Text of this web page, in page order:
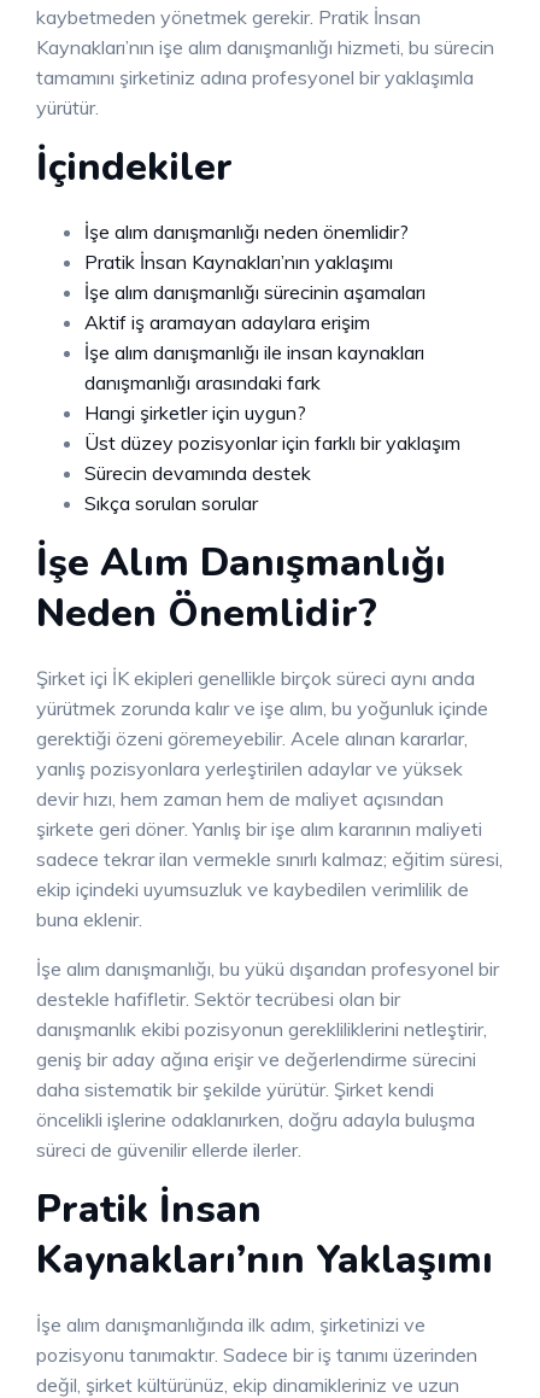
kaybetmeden yönetmek gerekir. Pratik İnsan
Kaynakları’nın işe alım danışmanlığı hizmeti, bu sürecin
tamamını şirketiniz adına profesyonel bir yaklaşımla
yürütür.
İçindekiler
İşe alım danışmanlığı neden önemlidir?
Pratik İnsan Kaynakları’nın yaklaşımı
İşe alım danışmanlığı sürecinin aşamaları
Aktif iş aramayan adaylara erişim
İşe alım danışmanlığı ile insan kaynakları
danışmanlığı arasındaki fark
Hangi şirketler için uygun?
Üst düzey pozisyonlar için farklı bir yaklaşım
Sürecin devamında destek
Sıkça sorulan sorular
İşe Alım Danışmanlığı
Neden Önemlidir?
Şirket içi İK ekipleri genellikle birçok süreci aynı anda
yürütmek zorunda kalır ve işe alım, bu yoğunluk içinde
gerektiği özeni göremeyebilir. Acele alınan kararlar,
yanlış pozisyonlara yerleştirilen adaylar ve yüksek
devir hızı, hem zaman hem de maliyet açısından
şirkete geri döner. Yanlış bir işe alım kararının maliyeti
sadece tekrar ilan vermekle sınırlı kalmaz; eğitim süresi,
ekip içindeki uyumsuzluk ve kaybedilen verimlilik de
buna eklenir.
İşe alım danışmanlığı, bu yükü dışarıdan profesyonel bir
destekle hafifletir. Sektör tecrübesi olan bir
danışmanlık ekibi pozisyonun gerekliliklerini netleştirir,
geniş bir aday ağına erişir ve değerlendirme sürecini
daha sistematik bir şekilde yürütür. Şirket kendi
öncelikli işlerine odaklanırken, doğru adayla buluşma
süreci de güvenilir ellerde ilerler.
Pratik İnsan
Kaynakları’nın Yaklaşımı
İşe alım danışmanlığında ilk adım, şirketinizi ve
pozisyonu tanımaktır. Sadece bir iş tanımı üzerinden
değil, şirket kültürünüz, ekip dinamikleriniz ve uzun